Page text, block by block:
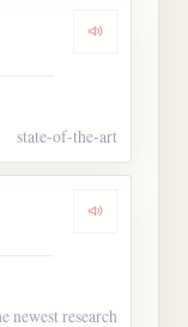
Dengarkan
state-of-the-art
Dengarkan
newest research